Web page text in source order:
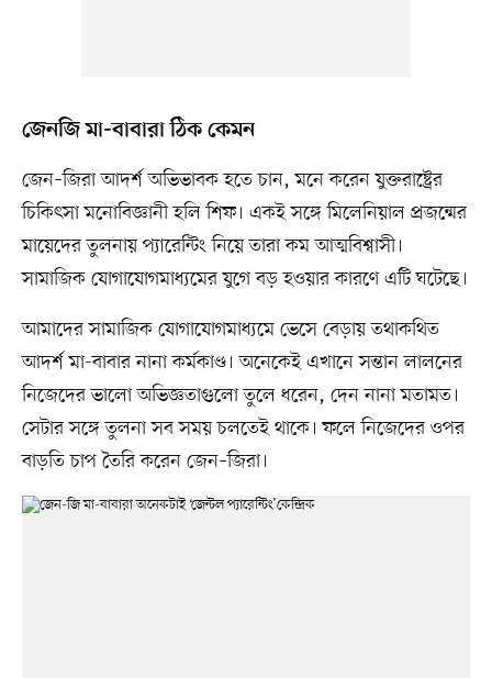
জেনজি মা-বাবারা ঠিক কেমন
জেন–জিরা আদর্শ অভিভাবক হতে চান, মনে করেন যুক্তরাষ্ট্রের
চিকিৎসা মনোবিজ্ঞানী হলি শিফ। একই সঙ্গে মিলেনিয়াল প্রজন্মের
মায়েদের তুলনায় প্যারেন্টিং নিয়ে তারা কম আত্মবিশ্বাসী।
সামাজিক যোগাযোগমাধ্যমের যুগে বড় হওয়ার কারণে এটি ঘটেছে।
আমাদের সামাজিক যোগাযোগমাধ্যমে ভেসে বেড়ায় তথাকথিত
আদর্শ মা-বাবার নানা কর্মকাণ্ড। অনেকেই এখানে সন্তান লালনের
নিজেদের ভালো অভিজ্ঞতাগুলো তুলে ধরেন, দেন নানা মতামত।
সেটার সঙ্গে তুলনা সব সময় চলতেই থাকে। ফলে নিজেদের ওপর
বাড়তি চাপ তৈরি করেন জেন–জিরা।